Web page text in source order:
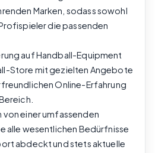
Marken, sodass sowohl
die passenden
auf Handball-Equipment
Store mit gezielten Angebote
Online-Erfahrung
einer umfassenden
alle wesentlichen Bedürfnisse
abdeckt und stets aktuelle